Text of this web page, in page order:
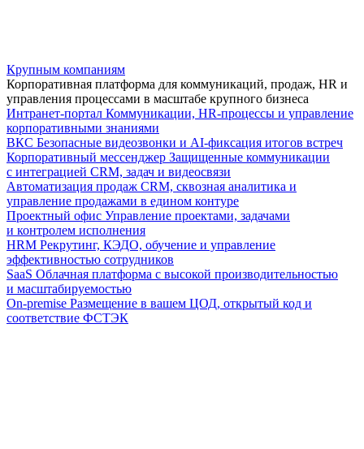
Крупным компаниям
Корпоративная платформа для коммуникаций, продаж, HR и
управления процессами в масштабе крупного бизнеса
Интранет-портал Коммуникации, HR-процессы и управление
корпоративными знаниями
ВКС Безопасные видеозвонки и AI-фиксация итогов встреч
Корпоративный мессенджер Защищенные коммуникации
с интеграцией CRM, задач и видеосвязи
Автоматизация продаж CRM, сквозная аналитика и
управление продажами в едином контуре
Проектный офис Управление проектами, задачами
и контролем исполнения
HRM Рекрутинг, КЭДО, обучение и управление
эффективностью сотрудников
SaaS Облачная платформа с высокой производительностью
и масштабируемостью
On-premise Размещение в вашем ЦОД, открытый код и
соответствие ФСТЭК